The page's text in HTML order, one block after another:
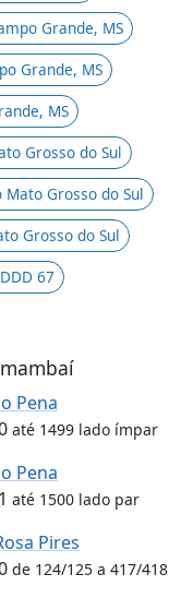
Grande, MS
Grande, MS
MS
Grosso do Sul
Grosso do Sul
Grosso do Sul
67
Pena
até 1499 lado ímpar
Pena
até 1500 lado par
Pires
de 124/125 a 417/418